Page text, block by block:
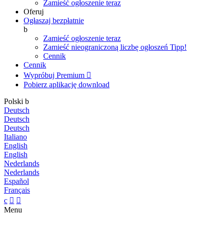
Zamieść ogłoszenie teraz
Oferuj
Ogłaszaj bezpłatnie
b
Zamieść ogłoszenie teraz
Zamieść nieograniczoną liczbę ogłoszeń Tipp!
Cennik
Cennik
Wypróbuj Premium 
Pobierz aplikację download
Polski b
Deutsch
Deutsch
Deutsch
Italiano
English
English
Nederlands
Nederlands
Español
Français
c  
Menu